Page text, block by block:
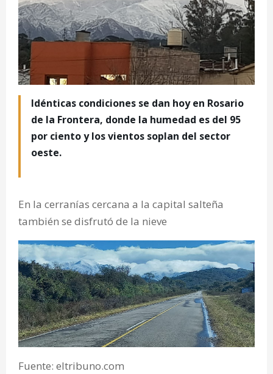
Idénticas condiciones se dan hoy en Rosario
de la Frontera, donde la humedad es del 95
por ciento y los vientos soplan del sector
oeste.
En la cerranías cercana a la capital salteña
también se disfrutó de la nieve
Fuente: eltribuno.com